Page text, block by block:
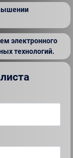
электронного
технологий.